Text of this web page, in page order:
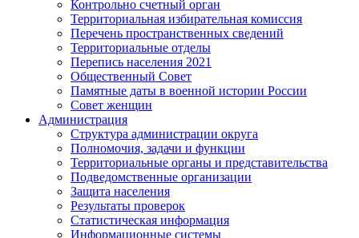
Контрольно счетный орган
Территориальная избирательная комиссия
Перечень пространственных сведений
Территориальные отделы
Перепись населения 2021
Общественный Совет
Памятные даты в военной истории России
Совет женщин
Администрация
Структура администрации округа
Полномочия, задачи и функции
Территориальные органы и представительства
Подведомственные организации
Защита населения
Результаты проверок
Статистическая информация
Информационные системы